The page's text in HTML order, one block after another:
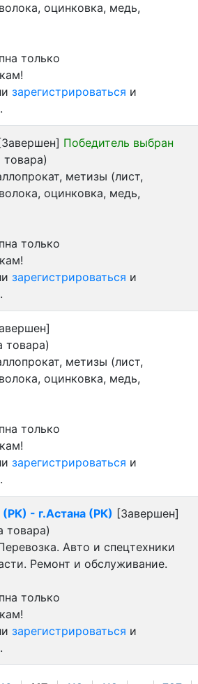
оцинковка, медь,
только
зарегистрироваться и
[Завершен] Победитель выбран
метизы (лист,
оцинковка, медь,
только
зарегистрироваться и
метизы (лист,
оцинковка, медь,
только
зарегистрироваться и
- г.Астана (РК) [Завершен]
товара)
Авто и спецтехники
Ремонт и обслуживание.
только
зарегистрироваться и